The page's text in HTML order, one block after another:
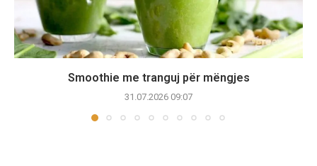
Smoothie me tranguj për mëngjes
31.07.2026 09:07